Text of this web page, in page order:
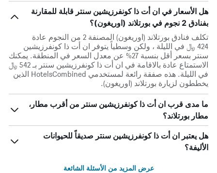
هل الأسعار في ان أت ذا كونفرزيشين سنتر قابلة للمقارنة
بفنادق 2 نجوم في بورتلاند (اوريغون)؟
تكلف فنادق بورتلاند (اوريغون) المصنفة 2 من النجوم عادة
424 ﷼ في الليلة ، ولكن وسطياً يتوفر ان أت ذا كونفرزيشين
سنتر بسعر أقل بنسبة 27% عن معدل السعر في المنطقة. يمكنك
الاستمتاع عادة بالاقامة في ان أت ذا كونفرزيشين سنتر بـ 542 ﷼
في الليلة. هذه صفقة رائعة لمستخدمي HotelsCombined الذين
يخططون لزيارة بورتلاند (اوريغون).
ما مدى قرب ان أت ذا كونفرزيشين سنتر من أقرب مطار،
مطار بورتلاند؟
هل يعتبر ان أت ذا كونفرزيشين سنتر صديقاً للحيوانات
الأليفة؟
عرض المزيد من الأسئلة الشائعة